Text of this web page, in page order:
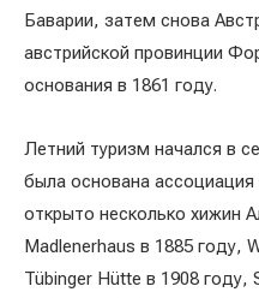
Баварии, затем снова
австрийской провинции
основания в 1861 году.
Летний туризм начался в
была основана
открыто несколько хижин
Madlenerhaus в 1885 году,
Tübinger Hütte в 1908 году,